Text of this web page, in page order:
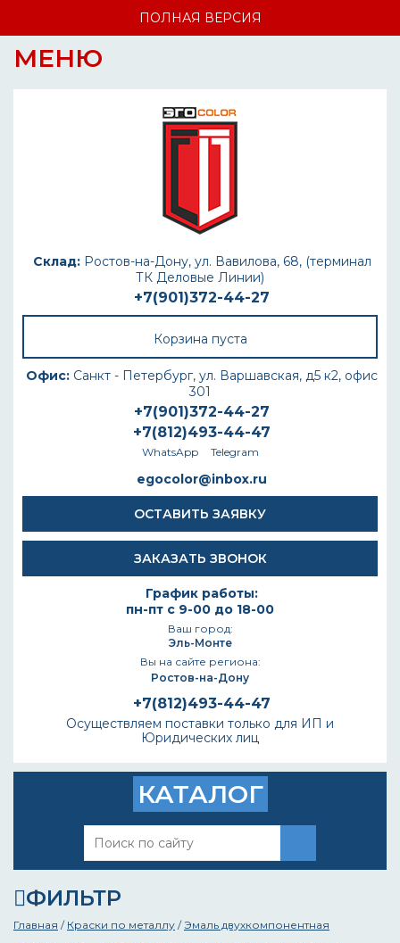
ПОЛНАЯ ВЕРСИЯ
МЕНЮ
Склад:Ростов-на-Дону, ул. Вавилова, 68, (терминал
ТК Деловые Линии)
+7(901)372-44-27
Корзина пуста
Офис: Санкт - Петербург, ул. Варшавская, д5 к2, офис
301
+7(901)372-44-27
+7(812)493-44-47
WhatsApp Telegram
egocolor@inbox.ru
ОСТАВИТЬ ЗАЯВКУ
ЗАКАЗАТЬ ЗВОНОК
График работы:
пн-пт с 9-00 до 18-00
Ваш город:
Эль-Монте
Вы на сайте региона:
Ростов-на-Дону
+7(812)493-44-47
Осуществляем поставки только для ИП и
Юридических лиц
КАТАЛОГ
ФИЛЬТР
Главная / Краски по металлу /Эмаль двухкомпонентная